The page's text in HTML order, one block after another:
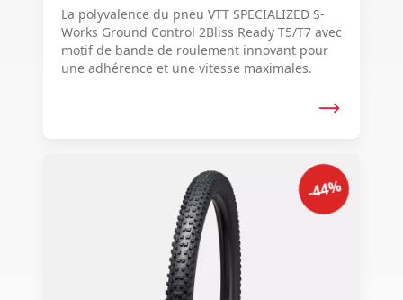
La polyvalence du pneu VTT SPECIALIZED S-
Works Ground Control 2Bliss Ready T5/T7 avec
motif de bande de roulement innovant pour
une adhérence et une vitesse maximales.
-44%